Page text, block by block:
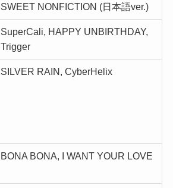
SWEET NONFICTION (日本語ver.)
SuperCali, HAPPY UNBIRTHDAY,
Trigger
SILVER RAIN, CyberHelix
BONA BONA, I WANT YOUR LOVE